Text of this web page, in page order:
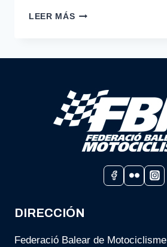
LEER MÁSCALVIÀ
CROSS
COUNTRY
EN
EL
CIRCUITO
PAJAREROS
DIRECCIÓN
Federació Balear de Motociclisme